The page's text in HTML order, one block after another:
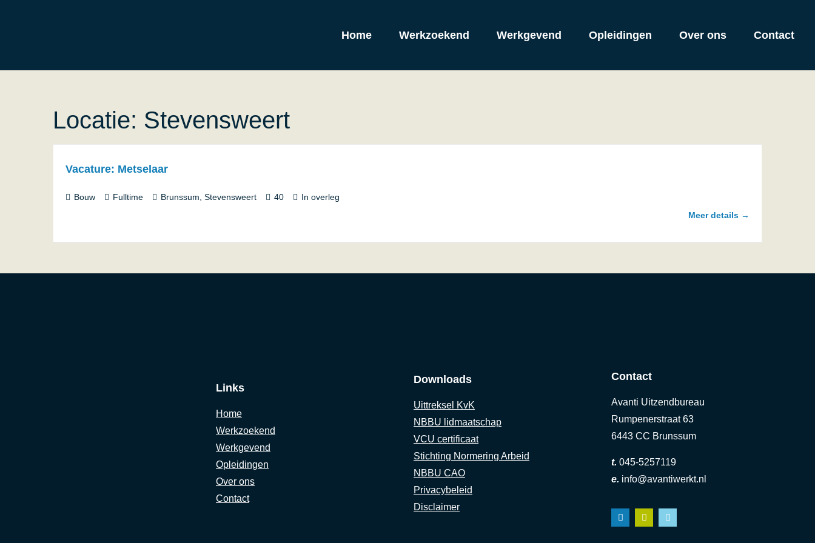
Home Werkzoekend Werkgevend Opleidingen Over ons Contact
Locatie: Stevensweert
Vacature: Metselaar
Bouw Fulltime Brunssum Stevensweert 40
In overleg
Meer details
Links
Home
Werkzoekend
Werkgevend
Opleidingen
Over ons
Contact
Downloads
Uittreksel KvK
NBBU lidmaatschap
VCU certificaat
Stichting Normering Arbeid
NBBU CAO
Privacybeleid
Disclaimer
Contact
Avanti Uitzendbureau
Rumpenerstraat 63
6443 CC Brunssum
t. 045-5257119
e. info@avantiwerkt.nl